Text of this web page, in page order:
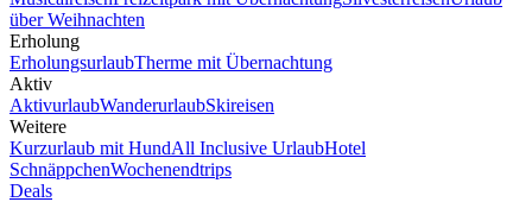
über Weihnachten
Erholung
ErholungsurlaubTherme mit Übernachtung
Aktiv
AktivurlaubWanderurlaubSkireisen
Weitere
Kurzurlaub mit HundAll Inclusive UrlaubHotel
SchnäppchenWochenendtrips
Deals